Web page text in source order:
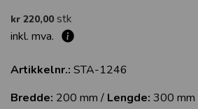
kr 220,00 stk
inkl. mva.
Artikkelnr.: STA-1246
Bredde: 200 mm / Lengde: 300 mm